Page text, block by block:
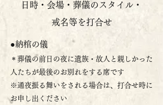
日時・会場・葬儀のスタイル・
戒名等を打合せ
●納棺の儀
＊葬儀の前日の夜に遺族・故人と親しかった
人たちが最後のお別れをする席です
​※通夜振る舞いをされる場合は、打合せ時に
お申し出ください